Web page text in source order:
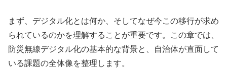
まず、デジタル化とは何か、そしてなぜ今この移行が求め
られているのかを理解することが重要です。この章では、
防災無線デジタル化の基本的な背景と、自治体が直面して
いる課題の全体像を整理します。